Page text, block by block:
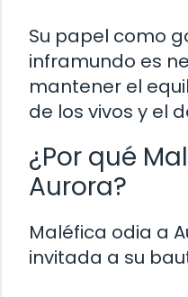
Su papel como
inframundo es
mantener el
de los vivos y el
¿Por qué
Aurora?
Maléfica odia a
invitada a su